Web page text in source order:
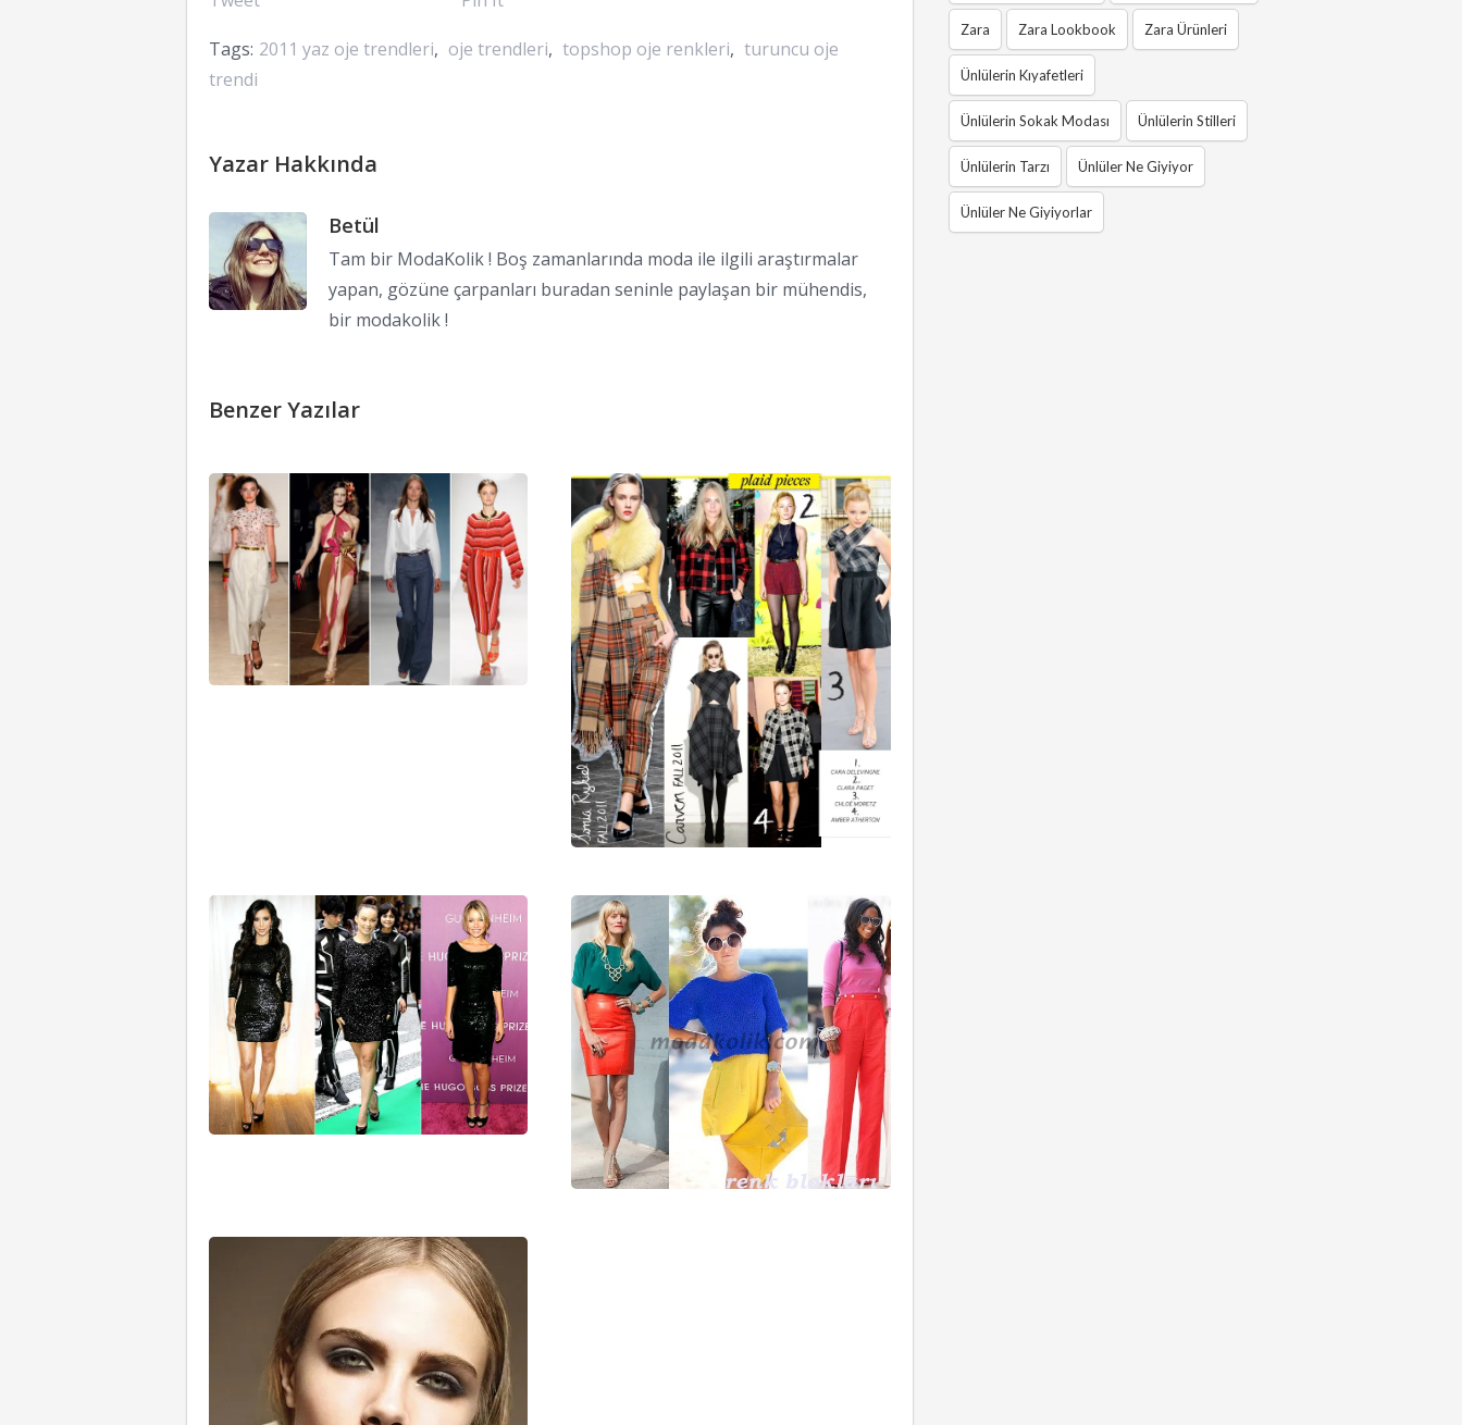
Tags: 2011 yaz oje trendleri, oje trendleri, topshop oje renkleri, turuncu oje
trendi
Yazar Hakkında
Betül
Tam bir ModaKolik ! Boş zamanlarında moda ile ilgili araştırmalar
yapan, gözüne çarpanları buradan seninle paylaşan bir mühendis,
bir modakolik !
Benzer Yazılar
2011′in
Trendleri
02/01/2011
Yeni
Trendler
16/12/2010
Zara Zara Lookbook Zara Ürünleri
Ünlülerin Kıyafetleri
Ünlülerin Sokak Modası Ünlülerin Stilleri
Ünlülerin Tarzı Ünlüler Ne Giyiyor
Ünlüler Ne Giyiyorlar